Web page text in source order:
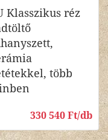
Klasszikus réz
több
330 540 Ft/db